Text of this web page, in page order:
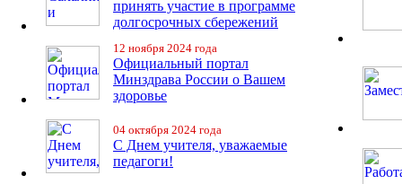
принять участие в программе
долгосрочных сбережений
12 ноября 2024 года
Официальный портал
Минздрава России о Вашем
здоровье
04 октября 2024 года
С Днем учителя, уважаемые
педагоги!